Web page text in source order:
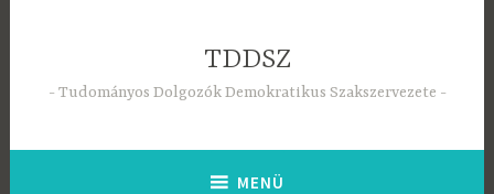
TDDSZ
Tudományos Dolgozók Demokratikus Szakszervezete
MENÜ